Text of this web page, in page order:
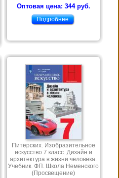
Оптовая цена: 344 руб.
Подробнее
Питерских. Изобразительное
искусство 7 класс. Дизайн и
архитектура в жизни человека.
Учебник. ФП. Школа Неменского
(Просвещение)